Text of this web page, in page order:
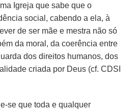
Igreja que sabe que o
social, cabendo a ela, à
de ser mãe e mestra não só
da moral, da coerência entre
dos direitos humanos, dos
criada por Deus (cf. CDSI
se que toda e qualquer